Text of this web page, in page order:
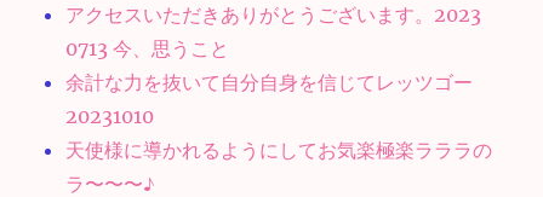
アクセスいただきありがとうございます。2023
0713 今、思うこと
余計な力を抜いて自分自身を信じてレッツゴー
20231010
天使様に導かれるようにしてお気楽極楽ラララの
ラ〜〜〜♪